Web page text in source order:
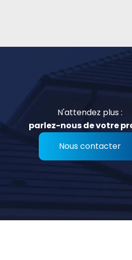
N'attendez plus :
parlez-nous de votre
Nous contacter